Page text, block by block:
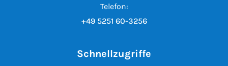
Telefon:
+49 5251 60-3256
Schnellzugriffe